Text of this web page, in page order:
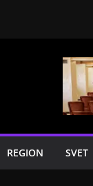
REGION SVET